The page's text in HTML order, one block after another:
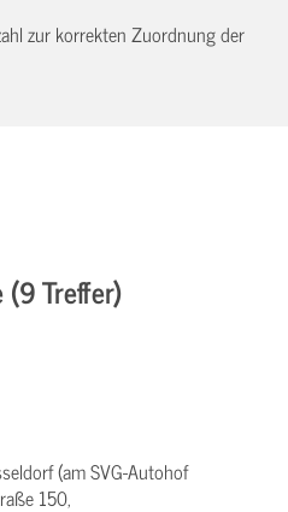
zur korrekten Zuordnung der
Treffer)
(am SVG-Autohof
150,